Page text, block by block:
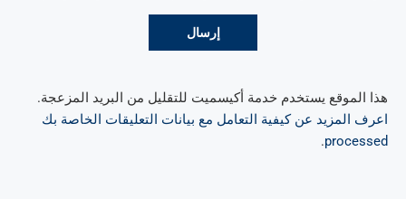
هذا الموقع يستخدم خدمة أكيسميت للتقليل من البريد المزعجة.
اعرف المزيد عن كيفية التعامل مع بيانات التعليقات الخاصة بك
processed
.